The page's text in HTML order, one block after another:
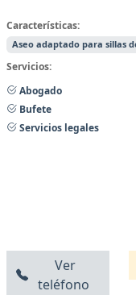
Características:
Aseo adaptado para sillas
Servicios:
Abogado
Bufete
Servicios legales
Ver
teléfono